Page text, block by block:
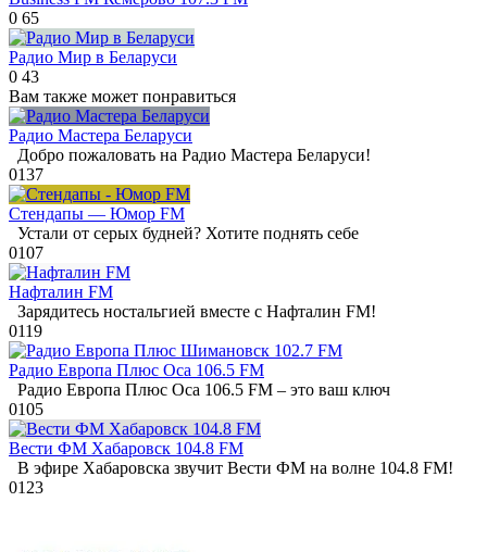
0 65
Радио Мир в Беларуси
0 43
Вам также может понравиться
Радио Мастера Беларуси
Добро пожаловать на Радио Мастера Беларуси!
0137
Стендапы — Юмор FM
Устали от серых будней? Хотите поднять себе
0107
Нафталин FM
Зарядитесь ностальгией вместе с Нафталин FM!
0119
Радио Европа Плюс Оса 106.5 FM
Радио Европа Плюс Оса 106.5 FM – это ваш ключ
0105
Вести ФМ Хабаровск 104.8 FM
В эфире Хабаровска звучит Вести ФМ на волне 104.8 FM!
0123